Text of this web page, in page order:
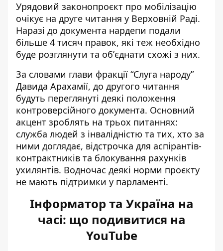
Урядовий законопроєкт про мобілізацію
очікує на друге читання у Верховній Раді.
Наразі до документа нардепи подали
більше 4 тисяч правок, які теж необхідно
буде розглянути та обʼєднати схожі з них.
За словами глави фракції “Слуга народу”
Давида Арахамії, до другого читання
будуть переглянуті деякі положення
контроверсійного документа. Основний
акцент зроблять на трьох питаннях:
служба людей з інвалідністю та тих, хто за
ними доглядає, відстрочка для аспірантів-
контрактників та блокування рахунків
ухилянтів. Водночас деякі норми проєкту
не мають підтримки у парламенті.
Інформатор та Україна на
часі: що подивитися на
YouTube